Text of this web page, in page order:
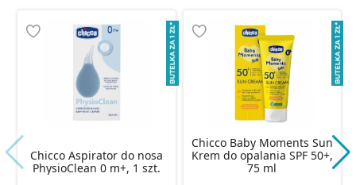
Chicco Aspirator do nosa
PhysioClean 0 m+, 1 szt.
Chicco Baby Moments Sun
Krem do opalania SPF 50+,
75 ml